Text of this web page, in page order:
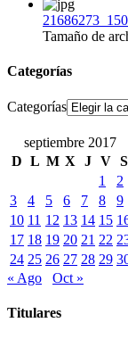
Tamaño de
Categorías
Categorías
septiembre 2017
D L M X J V S
1
2
3
4 5 6 7 8
9
10 11 12 13 14 15
17 18 19 20 21 22
24 25 26 27 28 29
« Ago
Oct »
Titulares